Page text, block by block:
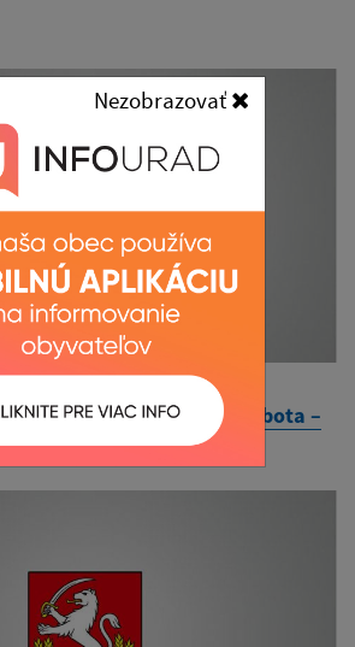
Nezobrazovať
v okrese Rimavská Sobota –